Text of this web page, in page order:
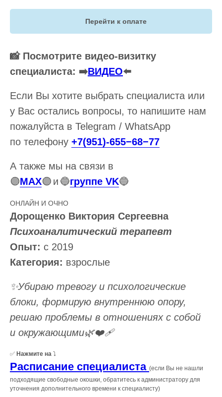
Перейти к оплате
📸 Посмотрите видео-визитку
специалиста: ➡️ВИДЕО⬅️
Если Вы хотите выбрать специалиста или
у Вас остались вопросы, то напишите нам
пожалуйста в Telegram / WhatsApp
по телефону +7(951)-655−68−77
А также мы на связи в
🟣MAX🟣 и 🔵группе VK🔵
ОНЛАЙН И ОЧНО
Дорощенко Виктория Сергеевна
Психоаналитический терапевт
Опыт: с 2019
Категория: взрослые
✨Убираю тревогу и психологические
блоки, формирую внутреннюю опору,
решаю проблемы в отношениях с собой
и окружающими🌿❤️‍🩹
✅ Нажмите на ⤵️
Расписание специалиста (если Вы не нашли
подходящие свободные окошки, обратитесь к администратору для
уточнения дополнительного времени к специалисту)